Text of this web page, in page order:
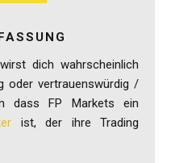
dich wahrscheinlich
oder vertrauenswürdig /
dass FP Markets ein
ist, der ihre Trading